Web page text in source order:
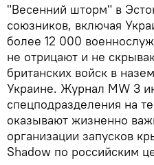
"Весенний шторм" в
союзников, включая
более 12 000
не отрицают и не
британских войск в
Украине. Журнал MW 3
спецподразделения на
оказывают жизненно
организации запусков
Shadow по российским